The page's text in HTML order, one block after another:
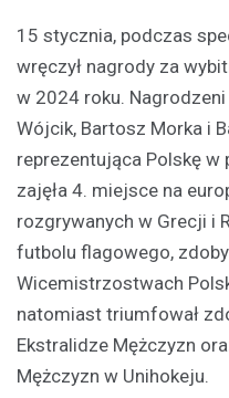
15 stycznia, podczas
wręczył nagrody za
w 2024 roku.
Wójcik, Bartosz Morka i
reprezentująca Polskę w
zajęła 4. miejsce na
rozgrywanych w Grecji i
futbolu flagowego,
Wicemistrzostwach
natomiast triumfował
Ekstralidze Mężczyzn
Mężczyzn w Unihokeju.